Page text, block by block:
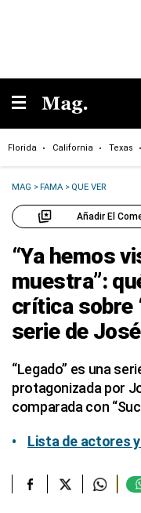
Florida California Texas
MAG >FAMA > QUE VER
Añadir El
“Ya hemos
muestra”:
crítica sobre
serie de
“Legado” es una
protagonizada por
comparada con
Lista de actores